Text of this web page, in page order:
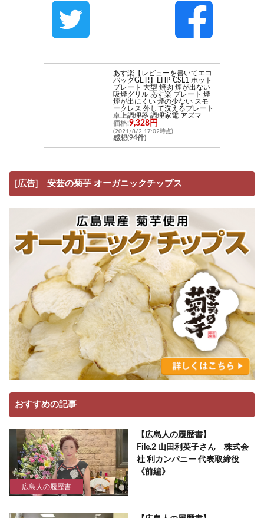
あす楽【レビューを書いてエコ
バッグGET!】EHP-CSL1 ホット
プレート 大型 焼肉 煙が出ない
吸煙グリル あす楽 プレート 煙
煙が出にくい 煙の少ない スモ
ークレス 外して洗えるプレート
卓上調理器 調理家電 アズマ
価格:9,328円
(2021/8/2 17:02時点)
感想(94件)
[広告] 安芸の菊芋 オーガニックチップス
おすすめの記事
広島人の履歴書
【広島人の履歴書】
File.2 山田利英子さん 株式会
社 利カンパニー 代表取締役
《前編》